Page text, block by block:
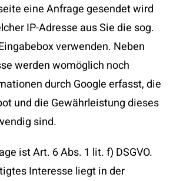
eine Anfrage gesendet wird
IP-Adresse aus Sie die sog.
verwenden. Neben
werden womöglich noch
durch Google erfasst, die
und die Gewährleistung dieses
sind.
ist Art. 6 Abs. 1 lit. f) DSGVO.
Interesse liegt in der